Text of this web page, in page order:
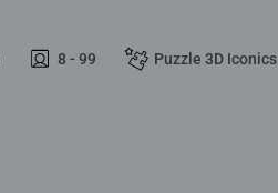
8 - 99 Puzzle 3D Iconics